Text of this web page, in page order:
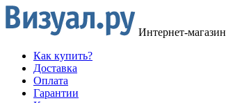
Интернет-магазин
Как купить?
Доставка
Оплата
Гарантии